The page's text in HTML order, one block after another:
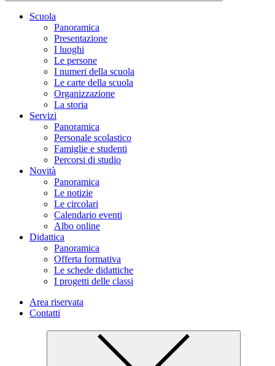
Scuola
Panoramica
Presentazione
I luoghi
Le persone
I numeri della scuola
Le carte della scuola
Organizzazione
La storia
Servizi
Panoramica
Personale scolastico
Famiglie e studenti
Percorsi di studio
Novità
Panoramica
Le notizie
Le circolari
Calendario eventi
Albo online
Didattica
Panoramica
Offerta formativa
Le schede didattiche
I progetti delle classi
Area riservata
Contatti